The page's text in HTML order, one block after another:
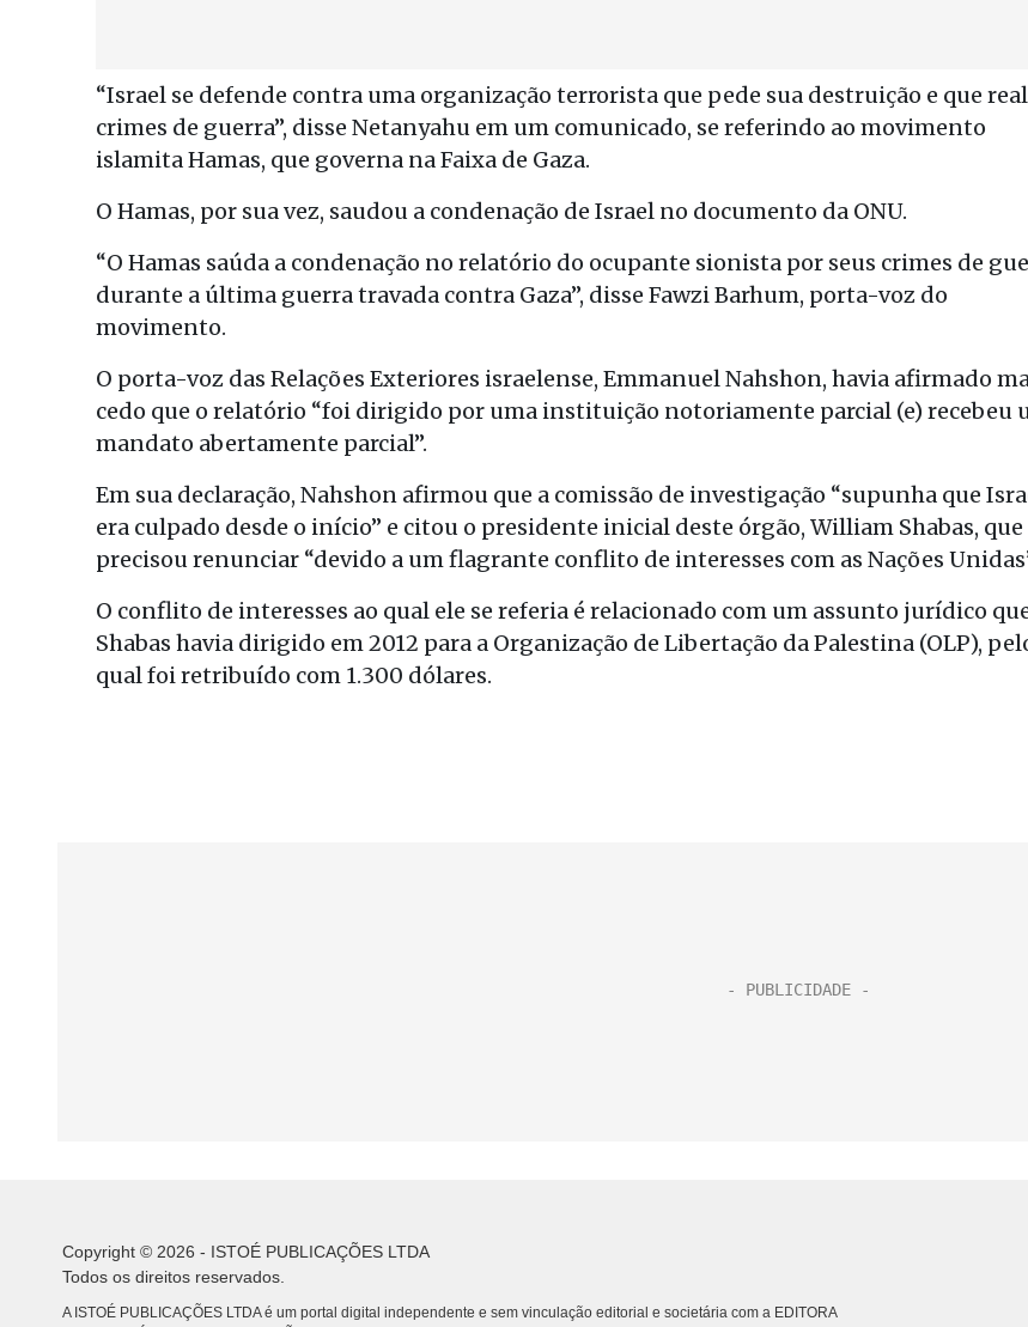
“Israel se defende contra uma organização terrorista que pede sua destruição e que
crimes de guerra”, disse Netanyahu em um comunicado, se referindo ao movimento
islamita Hamas, que governa na Faixa de Gaza.
O Hamas, por sua vez, saudou a condenação de Israel no documento da ONU.
“O Hamas saúda a condenação no relatório do ocupante sionista por seus crimes de
durante a última guerra travada contra Gaza”, disse Fawzi Barhum, porta-voz do
movimento.
O porta-voz das Relações Exteriores israelense, Emmanuel Nahshon, havia afirmado
cedo que o relatório “foi dirigido por uma instituição notoriamente parcial (e) recebeu
mandato abertamente parcial”.
Em sua declaração, Nahshon afirmou que a comissão de investigação “supunha que
era culpado desde o início” e citou o presidente inicial deste órgão, William Shabas, que
precisou renunciar “devido a um flagrante conflito de interesses com as Nações
O conflito de interesses ao qual ele se referia é relacionado com um assunto jurídico
Shabas havia dirigido em 2012 para a Organização de Libertação da Palestina (OLP),
qual foi retribuído com 1.300 dólares.
Copyright © 2026 - ISTOÉ PUBLICAÇÕES LTDA
Todos os direitos reservados.
A ISTOÉ PUBLICAÇÕES LTDA é um portal digital independente e sem vinculação editorial e societária com a EDITORA